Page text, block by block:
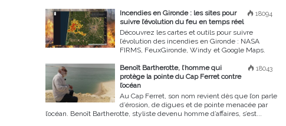
18094
Incendies en Gironde : les sites pour
suivre l’évolution du feu en temps réel
Découvrez les cartes et outils pour suivre
l’évolution des incendies en Gironde : NASA
FIRMS, FeuxGironde, Windy et Google Maps.
18043
Benoît Bartherotte, l’homme qui
protège la pointe du Cap Ferret contre
l’océan
Au Cap Ferret, son nom revient dès que l’on parle
d’érosion, de digues et de pointe menacée par
l’océan. Benoît Bartherotte, styliste devenu homme d’affaires, s’est...